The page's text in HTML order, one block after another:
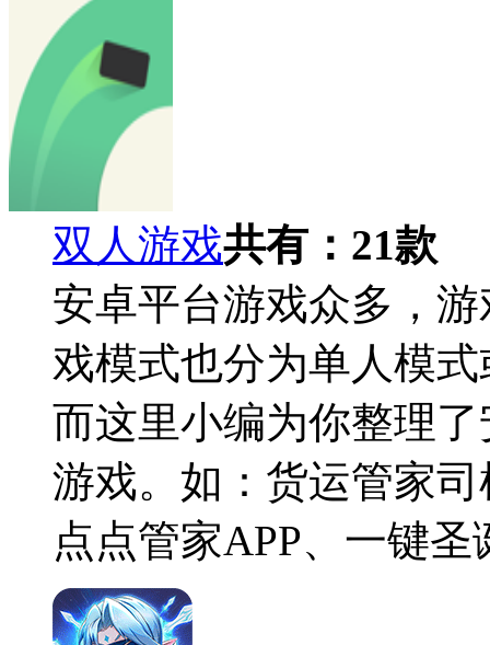
双人游戏共有： 21款
安卓平台游戏众多，
戏模式也分为单人模
而这里小编为你整理
游戏。如：货运管家
点点管家APP、一键